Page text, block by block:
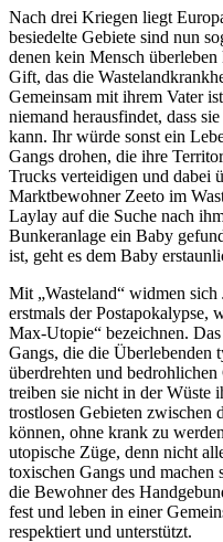
Nach drei Kriegen liegt
besiedelte Gebiete sind nun
denen kein Mensch
Gift, das die
Gemeinsam mit ihrem Vater
niemand herausfindet, dass
kann. Ihr würde sonst ein
Gangs drohen, die ihre
Trucks verteidigen und dabei
Marktbewohner Zeeto im
Laylay auf die Suche nach
Bunkeranlage ein Baby
ist, geht es dem Baby
Mit „Wasteland“ widmen
erstmals der Postapokalypse,
Max-Utopie“ bezeichnen.
Gangs, die die Überlebenden
überdrehten und
treiben sie nicht in der Wüste
trostlosen Gebieten zwischen
können, ohne krank zu
utopische Züge, denn nicht
toxischen Gangs und machen
die Bewohner des
fest und leben in einer
respektiert und unterstützt.